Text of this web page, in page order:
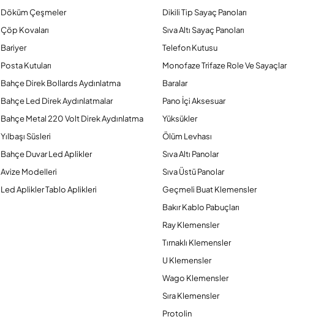
Döküm Çeşmeler
Çöp Kovaları
Bariyer
Posta Kutuları
Bahçe Direk Bollards Aydınlatma
Bahçe Led Direk Aydınlatmalar
Bahçe Metal 220 Volt Direk Aydınlatma
Yılbaşı Süsleri
Bahçe Duvar Led Aplikler
Avize Modelleri
Led Aplikler Tablo Aplikleri
Dikili Tip Sayaç Panoları
Sıva Altı Sayaç Panoları
Telefon Kutusu
Monofaze Trifaze Role Ve Sayaçlar
Baralar
Pano İçi Aksesuar
Yüksükler
Ölüm Levhası
Sıva Altı Panolar
Sıva Üstü Panolar
Geçmeli Buat Klemensler
Bakır Kablo Pabuçları
Ray Klemensler
Tırnaklı Klemensler
U Klemensler
Wago Klemensler
Sıra Klemensler
Protolin